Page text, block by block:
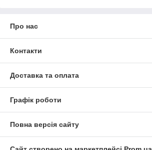
Про нас
Контакти
Доставка та оплата
Графік роботи
Повна версія сайту